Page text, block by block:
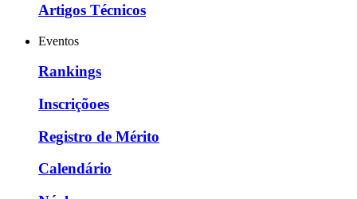
Artigos Técnicos
Eventos
Rankings
Inscriçõoes
Registro de Mérito
Calendário